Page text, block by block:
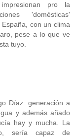
pro la
'domésticas'
con un clima
pese a lo que ve
tuyo.
Díaz: generación a
y además añado
hay y mucha. La
sería capaz de